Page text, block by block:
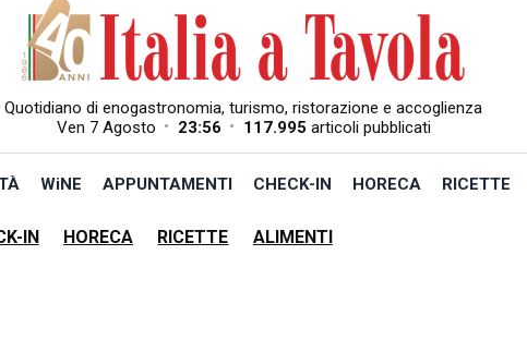
Quotidiano di enogastronomia, turismo, ristorazione e accoglienza
Ven 7 Agosto • 23:56 • 117.995 articoli pubblicati
WiNE APPUNTAMENTI CHECK-IN HORECA RICETTE
IN HORECA RICETTE ALIMENTI